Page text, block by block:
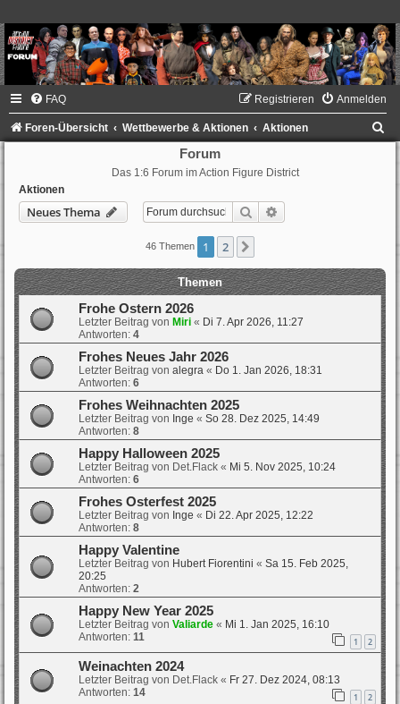
FAQ Anmelden
Registrieren
Foren-Übersicht Wettbewerbe & Aktionen Aktionen
Forum
Das 1:6 Forum im Action Figure District
Aktionen
Neues Thema Suche
46 Themen 1 2
Themen
Frohe Ostern 2026
Letzter Beitrag von Miri « Di 7. Apr 2026, 11:27
Antworten: 4
Frohes Neues Jahr 2026
Letzter Beitrag von alegra « Do 1. Jan 2026, 18:31
Antworten: 6
Frohes Weihnachten 2025
Letzter Beitrag von Inge « So 28. Dez 2025, 14:49
Antworten: 8
Happy Halloween 2025
Letzter Beitrag von Det.Flack « Mi 5. Nov 2025, 10:24
Antworten: 6
Frohes Osterfest 2025
Letzter Beitrag von Inge « Di 22. Apr 2025, 12:22
Antworten: 8
Happy Valentine
Letzter Beitrag von Hubert Fiorentini « Sa 15. Feb 2025,
20:25
Antworten: 2
Happy New Year 2025
Letzter Beitrag von Valiarde « Mi 1. Jan 2025, 16:10
Antworten: 11 1 2
Weinachten 2024
Letzter Beitrag von Det.Flack « Fr 27. Dez 2024, 08:13
Antworten: 14 1 2